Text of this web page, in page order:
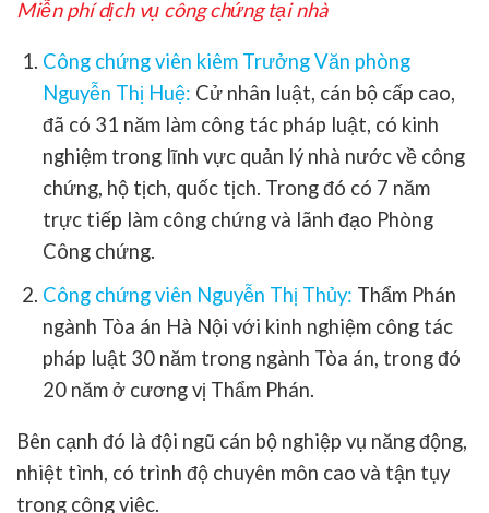
Miễn phí dịch vụ công chứng tại nhà
Công chứng viên kiêm Trưởng Văn phòng
Nguyễn Thị Huệ: Cử nhân luật, cán bộ cấp cao,
đã có 31 năm làm công tác pháp luật, có kinh
nghiệm trong lĩnh vực quản lý nhà nước về công
chứng, hộ tịch, quốc tịch. Trong đó có 7 năm
trực tiếp làm công chứng và lãnh đạo Phòng
Công chứng.
Công chứng viên Nguyễn Thị Thủy: Thẩm Phán
ngành Tòa án Hà Nội với kinh nghiệm công tác
pháp luật 30 năm trong ngành Tòa án, trong đó
20 năm ở cương vị Thẩm Phán.
Bên cạnh đó là đội ngũ cán bộ nghiệp vụ năng động,
nhiệt tình, có trình độ chuyên môn cao và tận tụy
trong công việc.